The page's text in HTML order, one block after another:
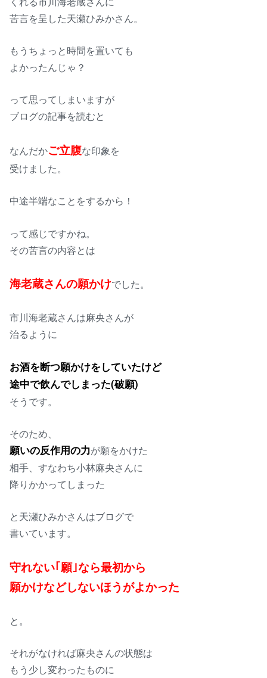
苦言を呈した天瀬ひみかさん。
もうちょっと時間を置いても
よかったんじゃ？
って思ってしまいますが
ブログの記事を読むと
なんだかご立腹な印象を
受けました。
中途半端なことをするから！
って感じですかね。
その苦言の内容とは
海老蔵さんの願かけでした。
市川海老蔵さんは麻央さんが
治るように
お酒を断つ願かけをしていたけど
途中で飲んでしまった(破願)
そうです。
そのため、
願いの反作用の力が願をかけた
相手、すなわち小林麻央さんに
降りかかってしまった
と天瀬ひみかさんはブログで
書いています。
守れない｢願｣なら最初から
願かけなどしないほうがよかった
と。
それがなければ麻央さんの状態は
もう少し変わったものに